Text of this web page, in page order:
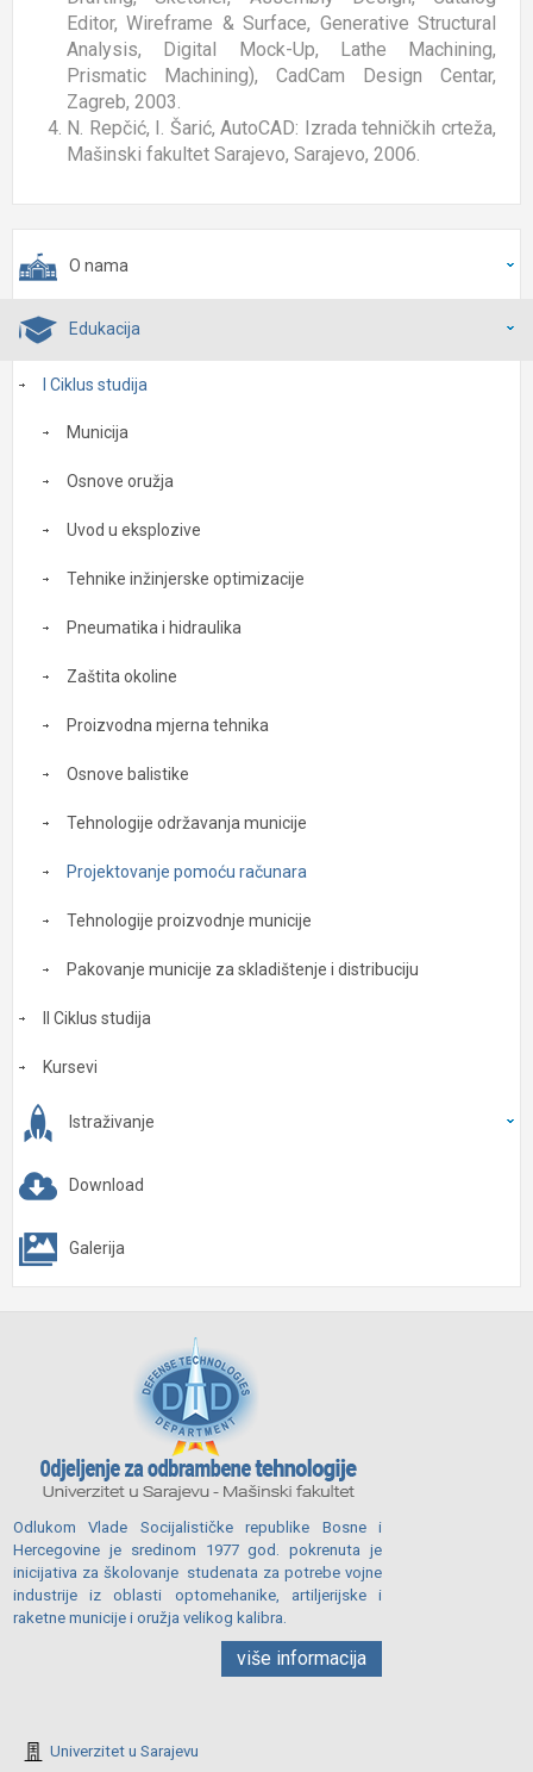
Editor, Wireframe & Surface, Generative Structural
Analysis, Digital Mock-Up, Lathe Machining,
Prismatic Machining), CadCam Design Centar,
Zagreb, 2003.
N. Repčić, I. Šarić, AutoCAD: Izrada tehničkih crteža,
Mašinski fakultet Sarajevo, Sarajevo, 2006.
O nama
Edukacija
I Ciklus studija
Municija
Osnove oružja
Uvod u eksplozive
Tehnike inžinjerske optimizacije
Pneumatika i hidraulika
Zaštita okoline
Proizvodna mjerna tehnika
Osnove balistike
Tehnologije održavanja municije
Projektovanje pomoću računara
Tehnologije proizvodnje municije
Pakovanje municije za skladištenje i distribuciju
II Ciklus studija
Kursevi
Istraživanje
Download
Galerija
Odlukom Vlade Socijalističke republike Bosne i
Hercegovine je sredinom 1977 god. pokrenuta je
inicijativa za školovanje studenata za potrebe vojne
industrije iz oblasti optomehanike, artiljerijske i
raketne municije i oružja velikog kalibra.
više informacija
Univerzitet u Sarajevu